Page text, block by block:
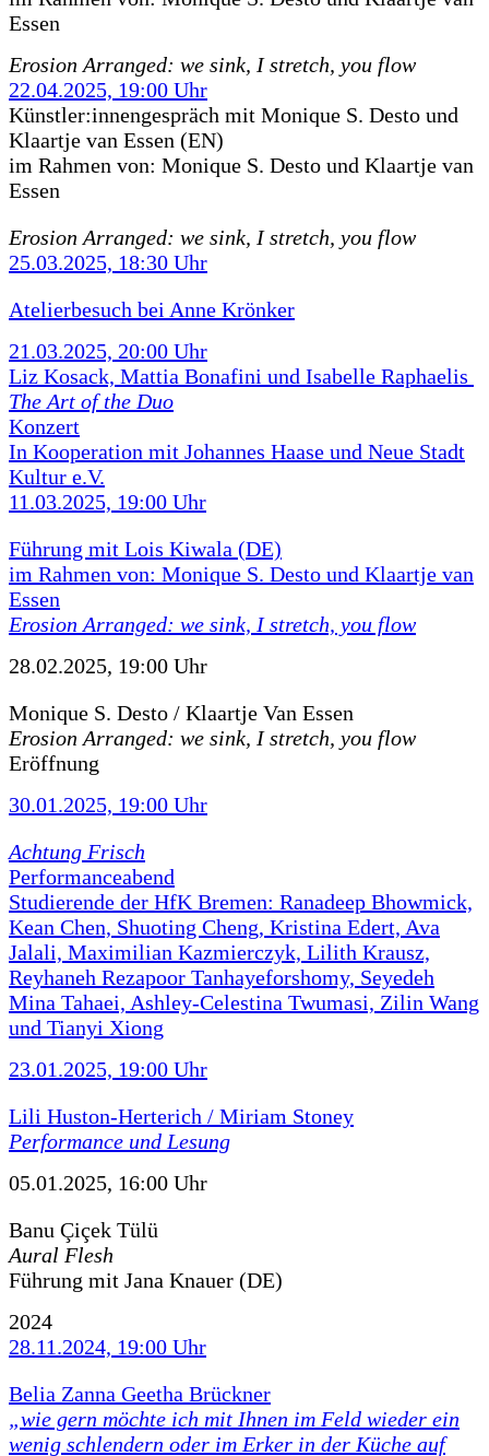
Essen
Erosion Arranged: we sink, I stretch, you flow
22.04.2025, 19:00 Uhr
Künstler:innengespräch mit Monique S. Desto und
Klaartje van Essen (EN)
im Rahmen von: Monique S. Desto und Klaartje van
Essen
Erosion Arranged: we sink, I stretch, you flow
25.03.2025, 18:30 Uhr
Atelierbesuch bei Anne Krönker
21.03.2025, 20:00 Uhr
Liz Kosack, Mattia Bonafini und Isabelle Raphaelis
The Art of the Duo
Konzert
In Kooperation mit Johannes Haase und Neue Stadt
Kultur e.V.
11.03.2025, 19:00 Uhr
Führung mit Lois Kiwala (DE)
im Rahmen von: Monique S. Desto und Klaartje van
Essen
Erosion Arranged: we sink, I stretch, you flow
28.02.2025, 19:00 Uhr
Monique S. Desto / Klaartje Van Essen
Erosion Arranged: we sink, I stretch, you flow
Eröffnung
30.01.2025, 19:00 Uhr
Achtung Frisch
Performanceabend
Studierende der HfK Bremen: Ranadeep Bhowmick,
Kean Chen, Shuoting Cheng, Kristina Edert, Ava
Jalali, Maximilian Kazmierczyk, Lilith Krausz,
Reyhaneh Rezapoor Tanhayeforshomy, Seyedeh
Mina Tahaei, Ashley-Celestina Twumasi, Zilin Wang
und Tianyi Xiong
23.01.2025, 19:00 Uhr
Lili Huston-Herterich / Miriam Stoney
Performance und Lesung
05.01.2025, 16:00 Uhr
Banu Çiçek Tülü
Aural Flesh
Führung mit Jana Knauer (DE)
2024
28.11.2024, 19:00 Uhr
Belia Zanna Geetha Brückner
„wie gern möchte ich mit Ihnen im Feld wieder ein
wenig schlendern oder im Erker in der Küche auf